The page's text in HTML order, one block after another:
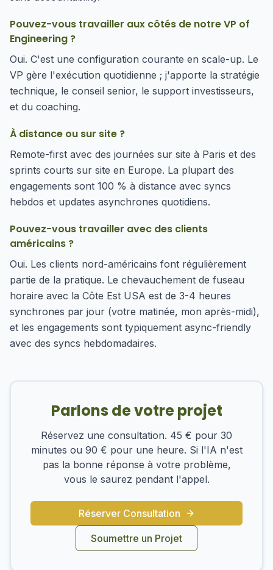
Pouvez-vous travailler aux côtés de notre VP of
Engineering ?
Oui. C'est une configuration courante en scale-up. Le
VP gère l'exécution quotidienne ; j'apporte la stratégie
technique, le conseil senior, le support investisseurs,
et du coaching.
À distance ou sur site ?
Remote-first avec des journées sur site à Paris et des
sprints courts sur site en Europe. La plupart des
engagements sont 100 % à distance avec syncs
hebdos et updates asynchrones quotidiens.
Pouvez-vous travailler avec des clients
américains ?
Oui. Les clients nord-américains font régulièrement
partie de la pratique. Le chevauchement de fuseau
horaire avec la Côte Est USA est de 3-4 heures
synchrones par jour (votre matinée, mon après-midi),
et les engagements sont typiquement async-friendly
avec des syncs hebdomadaires.
Parlons de votre projet
Réservez une consultation. 45 € pour 30
minutes ou 90 € pour une heure. Si l'IA n'est
pas la bonne réponse à votre problème,
vous le saurez pendant l'appel.
Réserver Consultation
Soumettre un Projet